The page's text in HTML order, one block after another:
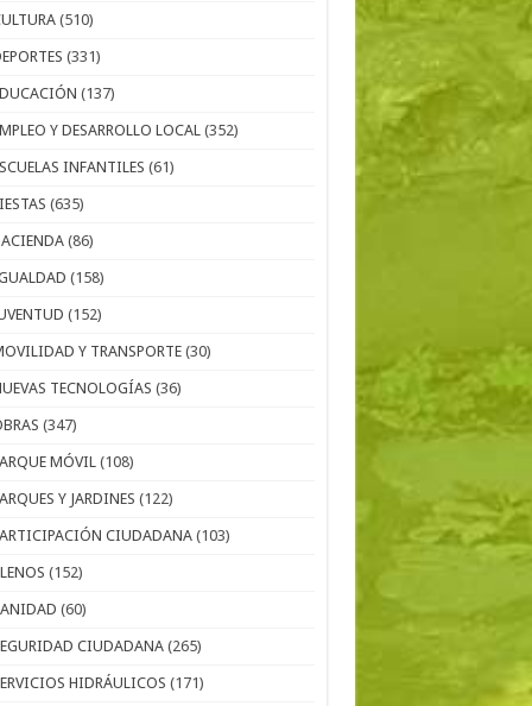
(510)
(331)
(137)
Y DESARROLLO LOCAL (352)
INFANTILES (61)
(635)
(86)
(158)
(152)
Y TRANSPORTE (30)
TECNOLOGÍAS (36)
(347)
MÓVIL (108)
Y JARDINES (122)
CIUDADANA (103)
(152)
(60)
CIUDADANA (265)
HIDRÁULICOS (171)